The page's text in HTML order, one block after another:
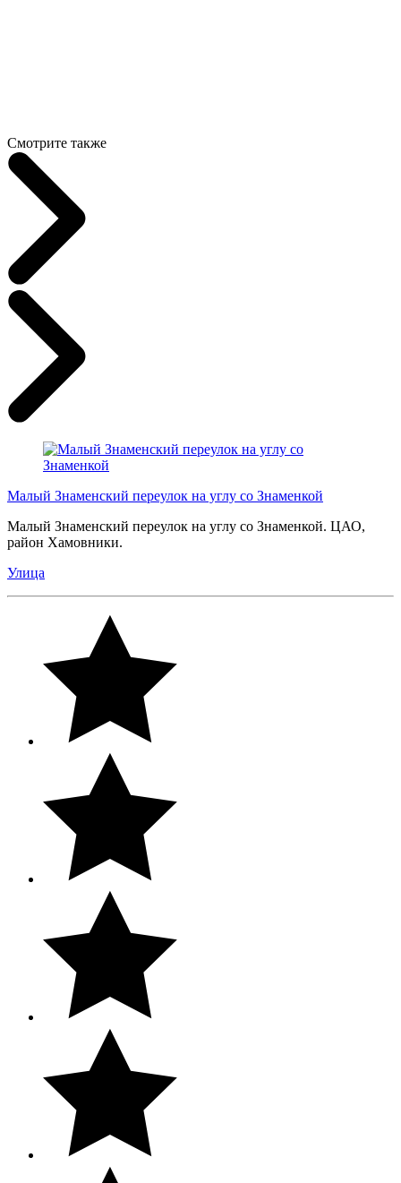
Смотрите также
Малый Знаменский переулок на углу со Знаменкой
Малый Знаменский переулок на углу со Знаменкой. ЦАО,
район Хамовники.
Улица